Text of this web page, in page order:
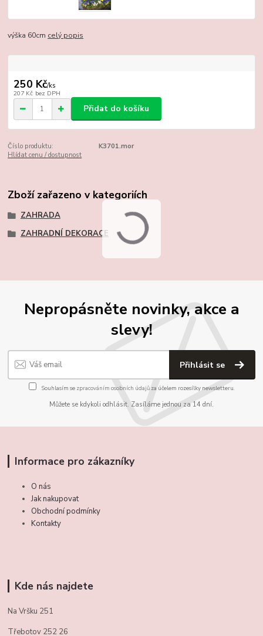
výška 60cm celý popis
250 Kč/ks
207 Kč bez DPH
Přidat do košíku
Číslo produktu:
K3701.mor
Hlídat cenu / dostupnost
Zboží zařazeno v kategoriích
ZAHRADA
ZAHRADNÍ DEKORACE
Nepropásněte novinky, akce a
slevy!
Přihlásit se
Souhlasím se zpracováním osobních údajůza účelem rozesílky newsletteru.
Můžete se kdykoli odhlásit. Zasíláme jednou za 14 dní.
Informace pro zákazníky
O nás
Jak nakupovat
Obchodní podmínky
Kontakty
Kde nás najdete
Na Vršku 251
Třebotov 252 26